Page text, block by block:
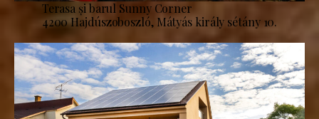
Terasa și barul Sunny Corner
4200 Hajdúszoboszló, Mátyás király sétány 10.